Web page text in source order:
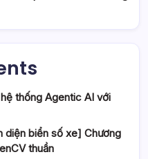
thống Agentic AI với
diện biển số xe] Chương
thuần